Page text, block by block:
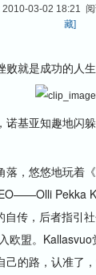
2010-03-02 18:21
藏]
就是成功的人生
基亚知趣地闪躲
，悠悠地玩着《
Pekka
传，后者指引
欧盟。
的路，认准了